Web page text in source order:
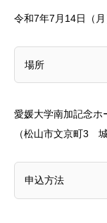
令和7年7月14日（
場所
愛媛大学南加記念ホ
（松山市文京町3
申込方法